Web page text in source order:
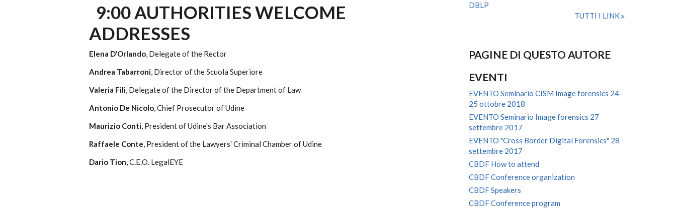
9:00 AUTHORITIES WELCOME
ADDRESSES
Elena D’Orlando, Delegate of the Rector
Andrea Tabarroni, Director of the Scuola Superiore
Valeria Filì, Delegate of the Director of the Department of Law
Antonio De Nicolo, Chief Prosecutor of Udine
Maurizio Conti, President of Udine's Bar Association
Raffaele Conte, President of the Lawyers' Criminal Chamber of Udine
Dario Tion, C.E.O. LegalEYE
DBLP
TUTTI I LINK
PAGINE DI QUESTO AUTORE
EVENTI
EVENTO Seminario CISM Image forensics 24-
25 ottobre 2018
EVENTO Seminario Image forensics 27
settembre 2017
EVENTO "Cross Border Digital Forensics" 28
settembre 2017
CBDF How to attend
CBDF Conference organization
CBDF Speakers
CBDF Conference program